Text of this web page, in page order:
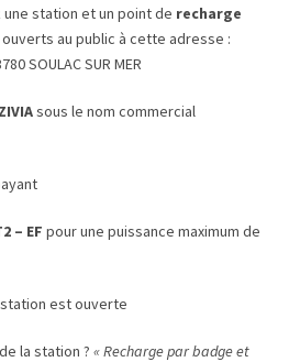
une station et un point de recharge
ouverts au public à cette adresse :
SOULAC SUR MER
sous le nom commercial
– EF pour une puissance maximum de
est ouverte
la station ? « Recharge par badge et